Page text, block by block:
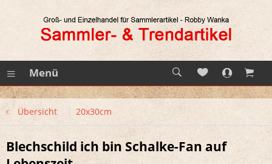
Menü
Übersicht 20x30cm
Blechschild ich bin Schalke-Fan auf